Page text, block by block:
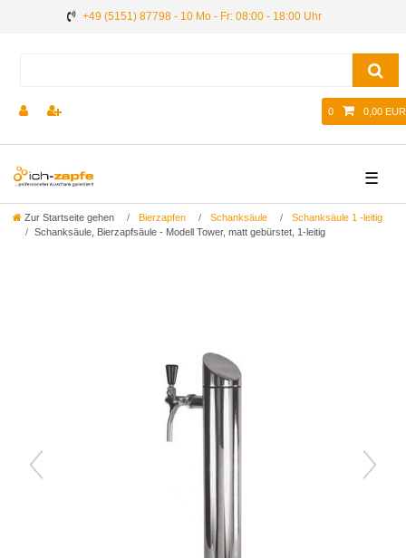
+49 (5151) 87798 - 10 Mo - Fr: 08:00 - 18:00 Uhr
0 0,00 EUR
☰
Zur Startseite gehen Bierzapfen Schanksäule
Schanksäule 1 -leitig
Schanksäule, Bierzapfsäule - Modell Tower, matt gebürstet, 1-leitig